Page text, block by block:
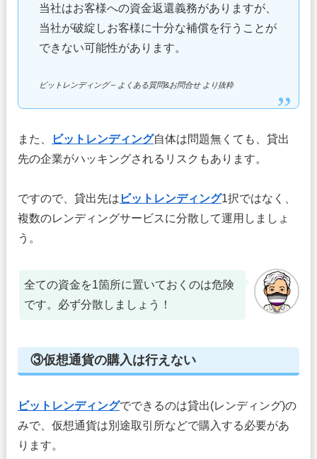
当社はお客様への資金返還義務がありますが、
当社が破綻しお客様に十分な補償を行うことが
できない可能性があります。
ビットレンディング – よくある質問&お問合せ より抜粋
また、 ビットレンディング自体は問題無くても、貸出
先の企業がハッキングされるリスクもあります。
ですので、貸出先は ビットレンディング1択ではなく、
複数のレンディングサービスに分散して運用しましょ
う。
全ての資金を1箇所に置いておくのは危険
です。必ず分散しましょう！
③仮想通貨の購入は行えない
ビットレンディングでできるのは貸出(レンディング)の
みで、仮想通貨は別途取引所などで購入する必要があ
ります。